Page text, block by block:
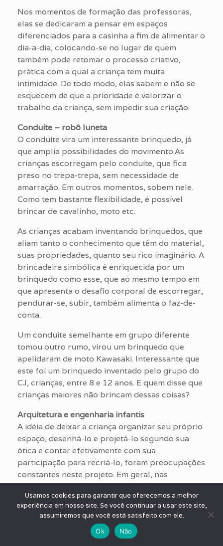
Nos momentos de formação das professoras,
elas se dedicaram a pensar em espaços
diferenciados para a casinha a fim de alimentar o
dia-a-dia, colocando-se no lugar de quem
também pode retomar o processo criativo,
prática com a qual a criança tem muita
intimidade. De todo modo, elas sabem e não se
esquecem de que a prioridade é valorizar o
trabalho da criança, sem impedir sua criação.
Conduíte – robô luneta
O conduíte vira um interessante brinquedo, já
que amplia possibilidades do movimento.As
crianças escorregam pelo conduíte, que fica
preso no trepa-trepa, sem necessidade de
amarração. Em outros momentos, sobem nele.
Como tem bastante flexibilidade, é possível
brincar de cavalinho, moto etc.
As crianças acabam inventando brinquedos, que
aliam tanto o conhecimento que têm do material,
suas propriedades, quanto seu rico imaginário. A
brincadeira simbólica é enriquecida por um
brinquedo como esse, que ao mesmo tempo em
que apresenta o desafio corporal de escorregar,
pendurar-se, subir, também alimenta o faz-de-
conta.
Um conduíte semelhante em grupo diferente
tomou outro rumo, virou um brinquedo que
apelidaram de moto Kawasaki. Interessante que
este foi um brinquedo inventado pelo grupo do
CJ, crianças, entre 8 e 12 anos. E quem disse que
crianças maiores não brincam dessas coisas?
Arquitetura e engenharia infantis
A idéia de deixar a criança organizar seu próprio
espaço, desenhá-lo e projetá-lo segundo sua
ótica e contar efetivamente com sua
participação para recriá-lo, foram preocupações
constantes neste projeto. Em geral, nas
instituições educativas a organização do espaço
está a cargo do adulto, que pouco investiga
como a criança o pensa e o concebe. O adulto,
em geral, tem a necessidade de controlar e
organizar os espaços seguindo uma estrutura
Usamos cookies para garantir que oferecemos a melhor
experiência em nosso site. Se você continuar a usar este site,
assumiremos que você está satisfeito com ele.
Ok Não